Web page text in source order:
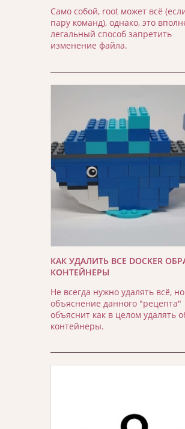
Само собой, root может всё
пару команд), однако, это
легальный способ запретить
изменение файла.
КАК УДАЛИТЬ ВСЕ DOCKER
КОНТЕЙНЕРЫ
Не всегда нужно удалять всё, но
объяснение данного "рецепта"
объяснит как в целом удалять
контейнеры.